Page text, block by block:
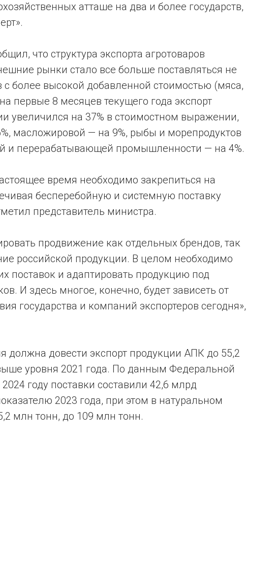
атташе на два и более государств,
что структура экспорта агротоваров
рынки стало все больше поставляться не
с более высокой добавленной стоимостью (мяса,
первые 8 месяцев текущего года экспорт
увеличился на 37% в стоимостном выражении,
масложировой — на 9%, рыбы и морепродуктов
и перерабатывающей промышленности — на 4%.
время необходимо закрепиться на
бесперебойную и системную поставку
представитель министра.
продвижение как отдельных брендов, так
российской продукции. В целом необходимо
поставок и адаптировать продукцию под
И здесь многое, конечно, будет зависеть от
государства и компаний экспортеров сегодня»,
должна довести экспорт продукции АПК до 55,2
уровня 2021 года. По данным Федеральной
году поставки составили 42,6 млрд
2023 года, при этом в натуральном
млн тонн, до 109 млн тонн.